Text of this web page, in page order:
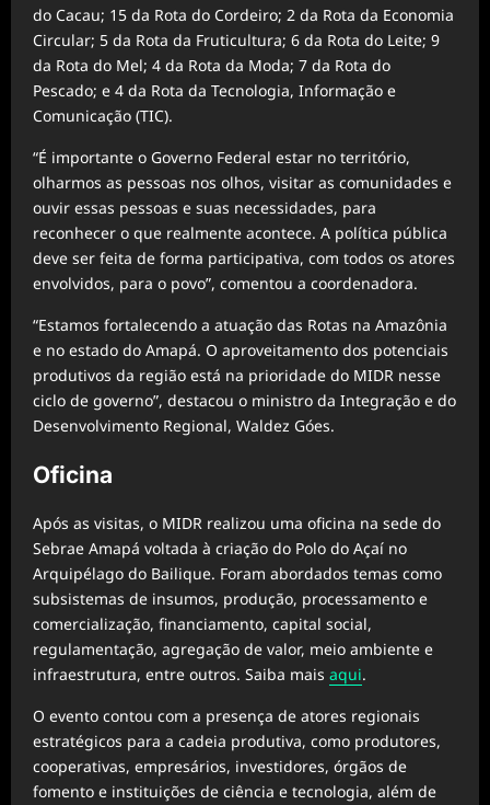
do Cacau; 15 da Rota do Cordeiro; 2 da Rota da Economia
Circular; 5 da Rota da Fruticultura; 6 da Rota do Leite; 9
da Rota do Mel; 4 da Rota da Moda; 7 da Rota do
Pescado; e 4 da Rota da Tecnologia, Informação e
Comunicação (TIC).
“É importante o Governo Federal estar no território,
olharmos as pessoas nos olhos, visitar as comunidades e
ouvir essas pessoas e suas necessidades, para
reconhecer o que realmente acontece. A política pública
deve ser feita de forma participativa, com todos os atores
envolvidos, para o povo”, comentou a coordenadora.
“Estamos fortalecendo a atuação das Rotas na Amazônia
e no estado do Amapá. O aproveitamento dos potenciais
produtivos da região está na prioridade do MIDR nesse
ciclo de governo”, destacou o ministro da Integração e do
Desenvolvimento Regional, Waldez Góes.
Oficina
Após as visitas, o MIDR realizou uma oficina na sede do
Sebrae Amapá voltada à criação do Polo do Açaí no
Arquipélago do Bailique. Foram abordados temas como
subsistemas de insumos, produção, processamento e
comercialização, financiamento, capital social,
regulamentação, agregação de valor, meio ambiente e
infraestrutura, entre outros. Saiba mais aqui.
O evento contou com a presença de atores regionais
estratégicos para a cadeia produtiva, como produtores,
cooperativas, empresários, investidores, órgãos de
fomento e instituições de ciência e tecnologia, além de